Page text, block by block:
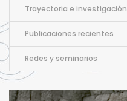
Trayectoria e investigación
Publicaciones recientes
Redes y seminarios